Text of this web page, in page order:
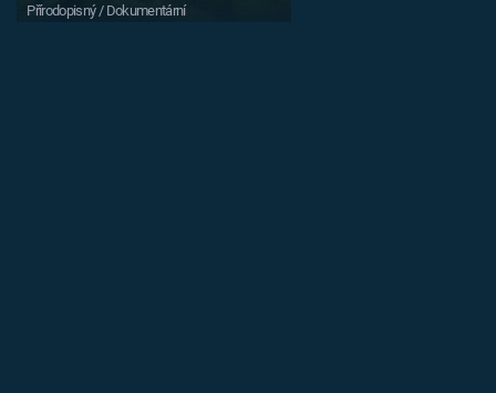
Přírodopisný / Dokumentární